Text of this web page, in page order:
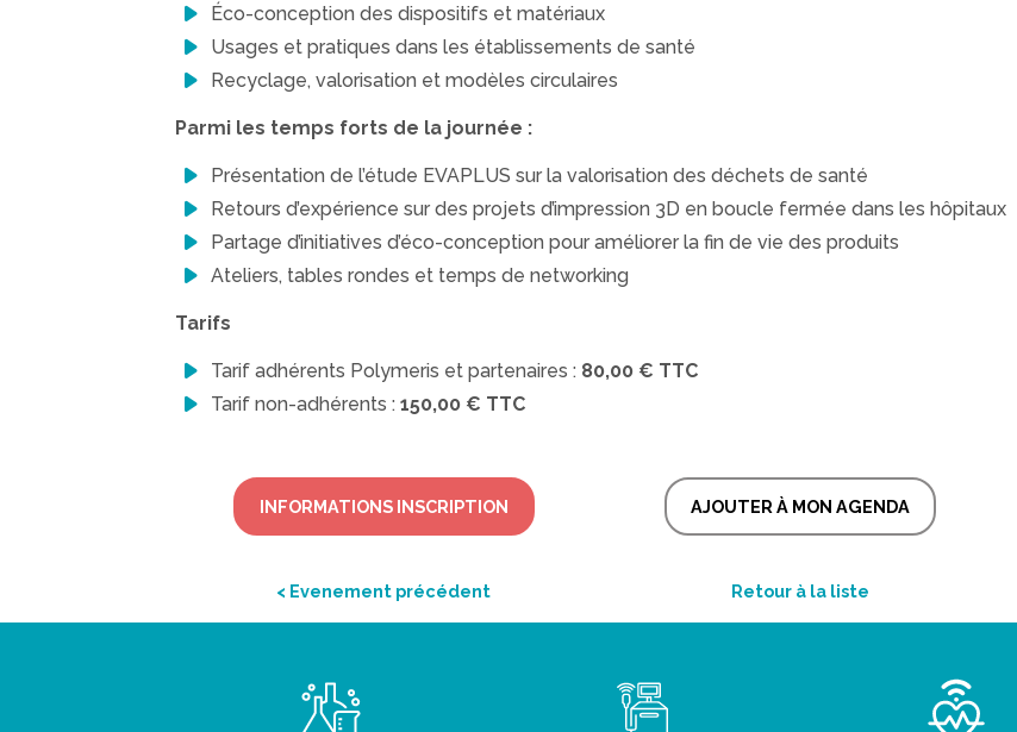
Éco-conception des dispositifs et matériaux
Usages et pratiques dans les établissements de santé
Recyclage, valorisation et modèles circulaires
Parmi les temps forts de la journée :
Présentation de l’étude EVAPLUS sur la valorisation des déchets de santé
Retours d’expérience sur des projets d’impression 3D en boucle fermée dans les hôpitaux
Partage d’initiatives d’éco-conception pour améliorer la fin de vie des produits
Ateliers, tables rondes et temps de networking
Tarifs
Tarif adhérents Polymeris et partenaires : 80,00 € TTC
Tarif non-adhérents : 150,00 € TTC
INFORMATIONS INSCRIPTION AJOUTER À MON AGENDA
< Evenement précédent Retour à la liste